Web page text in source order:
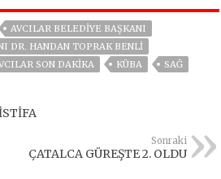
AVCILAR BELEDIYE BAŞKANI
DR. HANDAN TOPRAK BENLI
SON DAKIKA KÜBA SAĞ
Sonraki
ÇATALCA GÜREŞTE 2. OLDU